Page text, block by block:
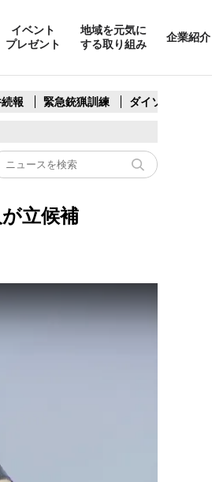
イベント
プレゼント
地域を元気に
する取り組み
企業紹介
報 緊急銃猟訓練 ダイソー系複合店
立候補